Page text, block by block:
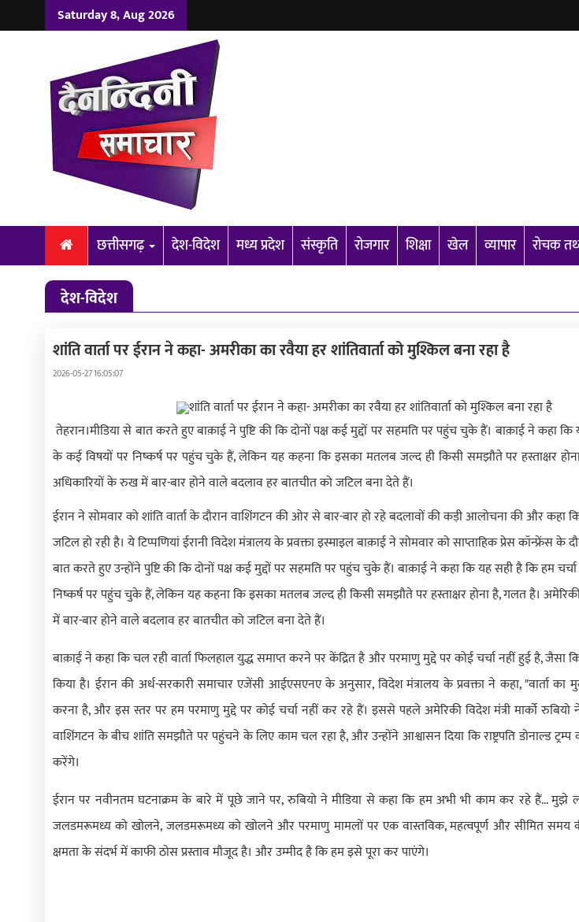
Saturday 8, Aug 2026
छत्तीसगढ़ देश-विदेश मध्य प्रदेश संस्कृति रोजगार शिक्षा खेल व्यापार रोचक
देश-विदेश
शांति वार्ता पर ईरान ने कहा- अमरीका का रवैया हर शांतिवार्ता को मुश्किल बना रहा है
2026-05-27 16:05:07
तेहरान।मीडिया से बात करते हुए बाक़ाई ने पुष्टि की कि दोनों पक्ष कई मुद्दों पर सहमति पर पहुंच चुके हैं। बाक़ाई ने कहा
के कई विषयों पर निष्कर्ष पर पहुंच चुके हैं, लेकिन यह कहना कि इसका मतलब जल्द ही किसी समझौते पर हस्ताक्षर
अधिकारियों के रुख में बार-बार होने वाले बदलाव हर बातचीत को जटिल बना देते हैं।
ईरान ने सोमवार को शांति वार्ता के दौरान वाशिंगटन की ओर से बार-बार हो रहे बदलावों की कड़ी आलोचना की और कहा
जटिल हो रही है। ये टिप्पणियां ईरानी विदेश मंत्रालय के प्रवक्ता इस्माइल बाक़ाई ने सोमवार को साप्ताहिक प्रेस कॉन्फ्रेंस के
बात करते हुए उन्होंने पुष्टि की कि दोनों पक्ष कई मुद्दों पर सहमति पर पहुंच चुके हैं। बाक़ाई ने कहा कि यह सही है कि हम
निष्कर्ष पर पहुंच चुके हैं, लेकिन यह कहना कि इसका मतलब जल्द ही किसी समझौते पर हस्ताक्षर होना है, गलत है।
में बार-बार होने वाले बदलाव हर बातचीत को जटिल बना देते हैं।
बाक़ाई ने कहा कि चल रही वार्ता फिलहाल युद्ध समाप्त करने पर केंद्रित है और परमाणु मुद्दे पर कोई चर्चा नहीं हुई है, जैसा
किया है। ईरान की अर्ध-सरकारी समाचार एजेंसी आईएसएनए के अनुसार, विदेश मंत्रालय के प्रवक्ता ने कहा, "वार्ता का
करना है, और इस स्तर पर हम परमाणु मुद्दे पर कोई चर्चा नहीं कर रहे हैं। इससे पहले अमेरिकी विदेश मंत्री मार्को
वाशिंगटन के बीच शांति समझौते पर पहुंचने के लिए काम चल रहा है, और उन्होंने आश्वासन दिया कि राष्ट्रपति डोनाल्ड ट्रम्प
करेंगे।
ईरान पर नवीनतम घटनाक्रम के बारे में पूछे जाने पर, रुबियो ने मीडिया से कहा कि हम अभी भी काम कर रहे हैं... मुझे
जलडमरूमध्य को खोलने, जलडमरूमध्य को खोलने और परमाणु मामलों पर एक वास्तविक, महत्वपूर्ण और सीमित समय
क्षमता के संदर्भ में काफी ठोस प्रस्ताव मौजूद है। और उम्मीद है कि हम इसे पूरा कर पाएंगे।